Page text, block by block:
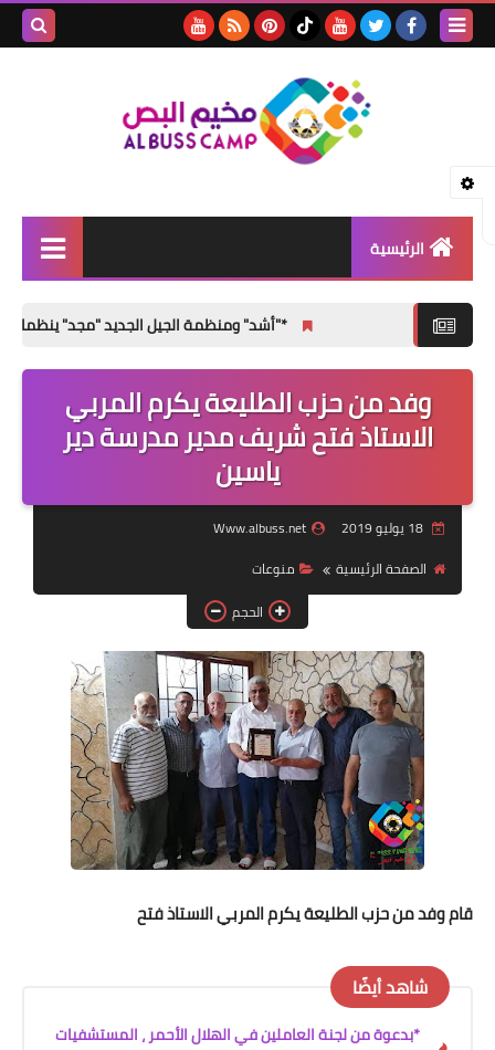
الرئيسية
تقارير
ثفافة و فنون
المناسبات الإجتماعية
*"أشد" ومنظمة الجيل الجديد "مجد" ينظمان مهرجاناً
وفد من حزب الطليعة يكرم المربي
الاستاذ فتح شريف مدير مدرسة دير
ياسين
18 يوليو 2019
Www.albuss.net
الصفحة الرئيسية
منوعات
الحجم
قام وفد من حزب الطليعة يكرم المربي الاستاذ فتح
شاهد أيضًا
*بدعوة من لجنة العاملين في الهلال الأحمر ، المستشفيات